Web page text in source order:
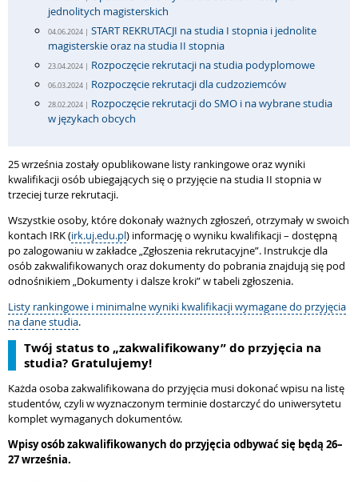
jednolitych magisterskich
04.06.2024 | START REKRUTACJI na studia I stopnia i jednolite
magisterskie oraz na studia II stopnia
23.04.2024 | Rozpoczęcie rekrutacji na studia podyplomowe
06.03.2024 | Rozpoczęcie rekrutacji dla cudzoziemców
28.02.2024 | Rozpoczęcie rekrutacji do SMO i na wybrane studia
w językach obcych
25 września zostały opublikowane listy rankingowe oraz wyniki
kwalifikacji osób ubiegających się o przyjęcie na studia II stopnia w
trzeciej turze rekrutacji.
Wszystkie osoby, które dokonały ważnych zgłoszeń, otrzymały w swoich
kontach IRK (irk.uj.edu.pl) informację o wyniku kwalifikacji – dostępną
po zalogowaniu w zakładce „Zgłoszenia rekrutacyjne”. Instrukcje dla
osób zakwalifikowanych oraz dokumenty do pobrania znajdują się pod
odnośnikiem „Dokumenty i dalsze kroki” w tabeli zgłoszenia.
Listy rankingowe i minimalne wyniki kwalifikacji wymagane do przyjęcia
na dane studia.
Twój status to „zakwalifikowany” do przyjęcia na
studia? Gratulujemy!
Każda osoba zakwalifikowana do przyjęcia musi dokonać wpisu na listę
studentów, czyli w wyznaczonym terminie dostarczyć do uniwersytetu
komplet wymaganych dokumentów.
Wpisy osób zakwalifikowanych do przyjęcia odbywać się będą 26–
27 września.